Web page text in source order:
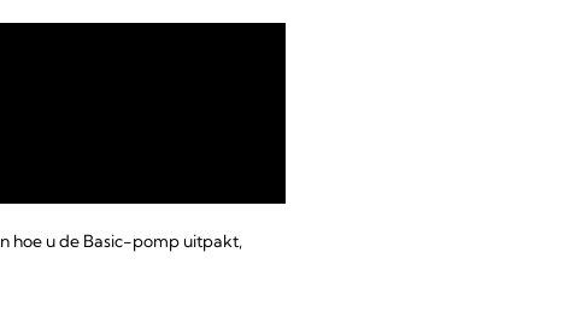
hoe u de Basic-pomp uitpakt,